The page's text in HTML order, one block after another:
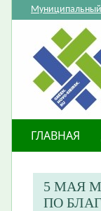
Муниципальный
ГЛАВНАЯ
5 МАЯ
ПО